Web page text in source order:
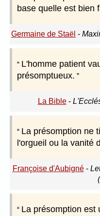
base quelle est bien
Germaine de Staël -
L'homme patient
présomptueux.
La Bible-
La présomption ne
l'orgueil ou la vanité
Françoise d'Aubigné-
La présomption est